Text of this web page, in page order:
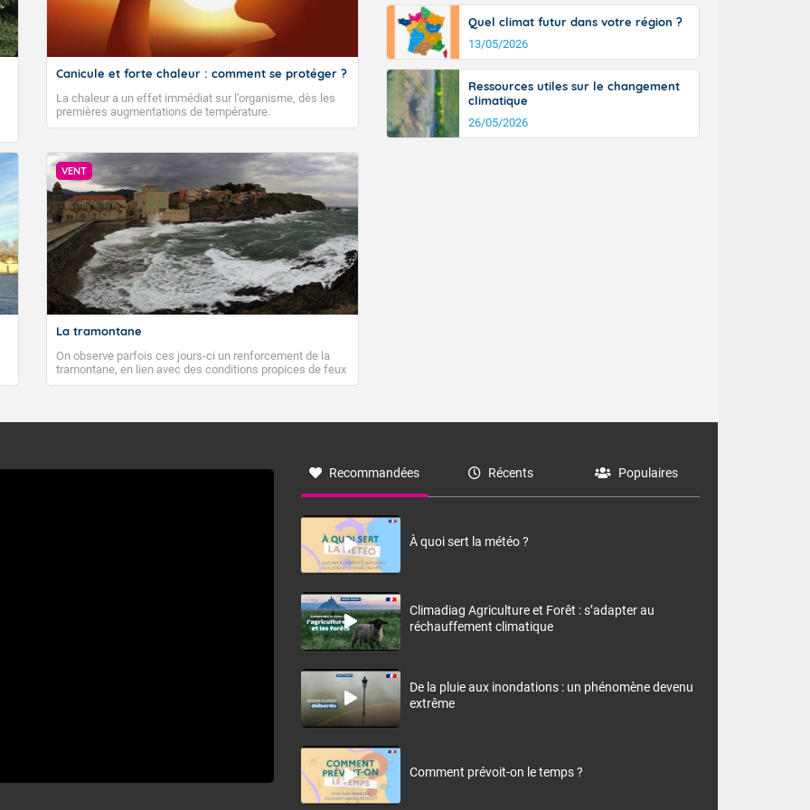
Canicule et forte chaleur : comment se protéger ?
La chaleur a un effet immédiat sur l’organisme, dès les
premières augmentations de température.
VENT
La tramontane
On observe parfois ces jours-ci un renforcement de la
tramontane, en lien avec des conditions propices de feux
de forêt. Mais qu'est-ce que la tramontane ? Quelles sont
à nord-ouest, dans un secteur qui part du Roussillon à la
monts, en allusion aux régions montagneuses d’où
Quel climat futur dans votre région ?
13/05/2026
Ressources utiles sur le changement
climatique
26/05/2026
Recommandées Récents Populaires
À quoi sert la météo ?
Climadiag Agriculture et Forêt : s’adapter au
réchauffement climatique
De la pluie aux inondations : un phénomène devenu
extrême
Comment prévoit-on le temps ?